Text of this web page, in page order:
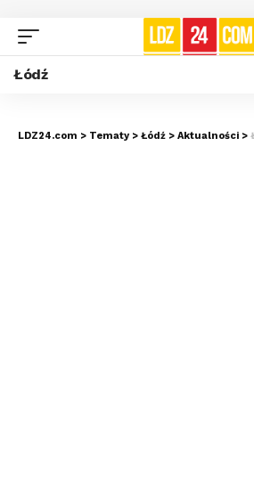
Łódź
LDZ24.com > Tematy > Łódź > Aktualności >